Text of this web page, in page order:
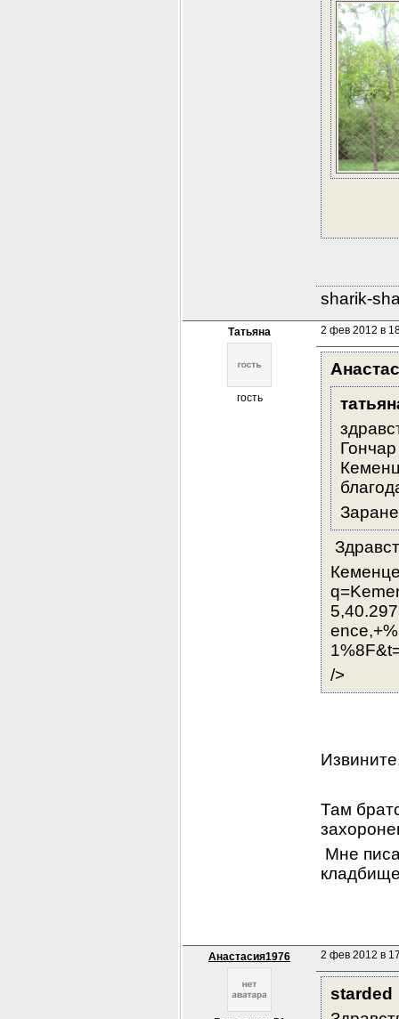
sharik-
Татьяна
гость
2 фев 2012 в
/>
Там
Мне
Анастасия1976 2 фев 2012 в
starded